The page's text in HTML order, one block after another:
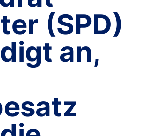
(SPD)
an,